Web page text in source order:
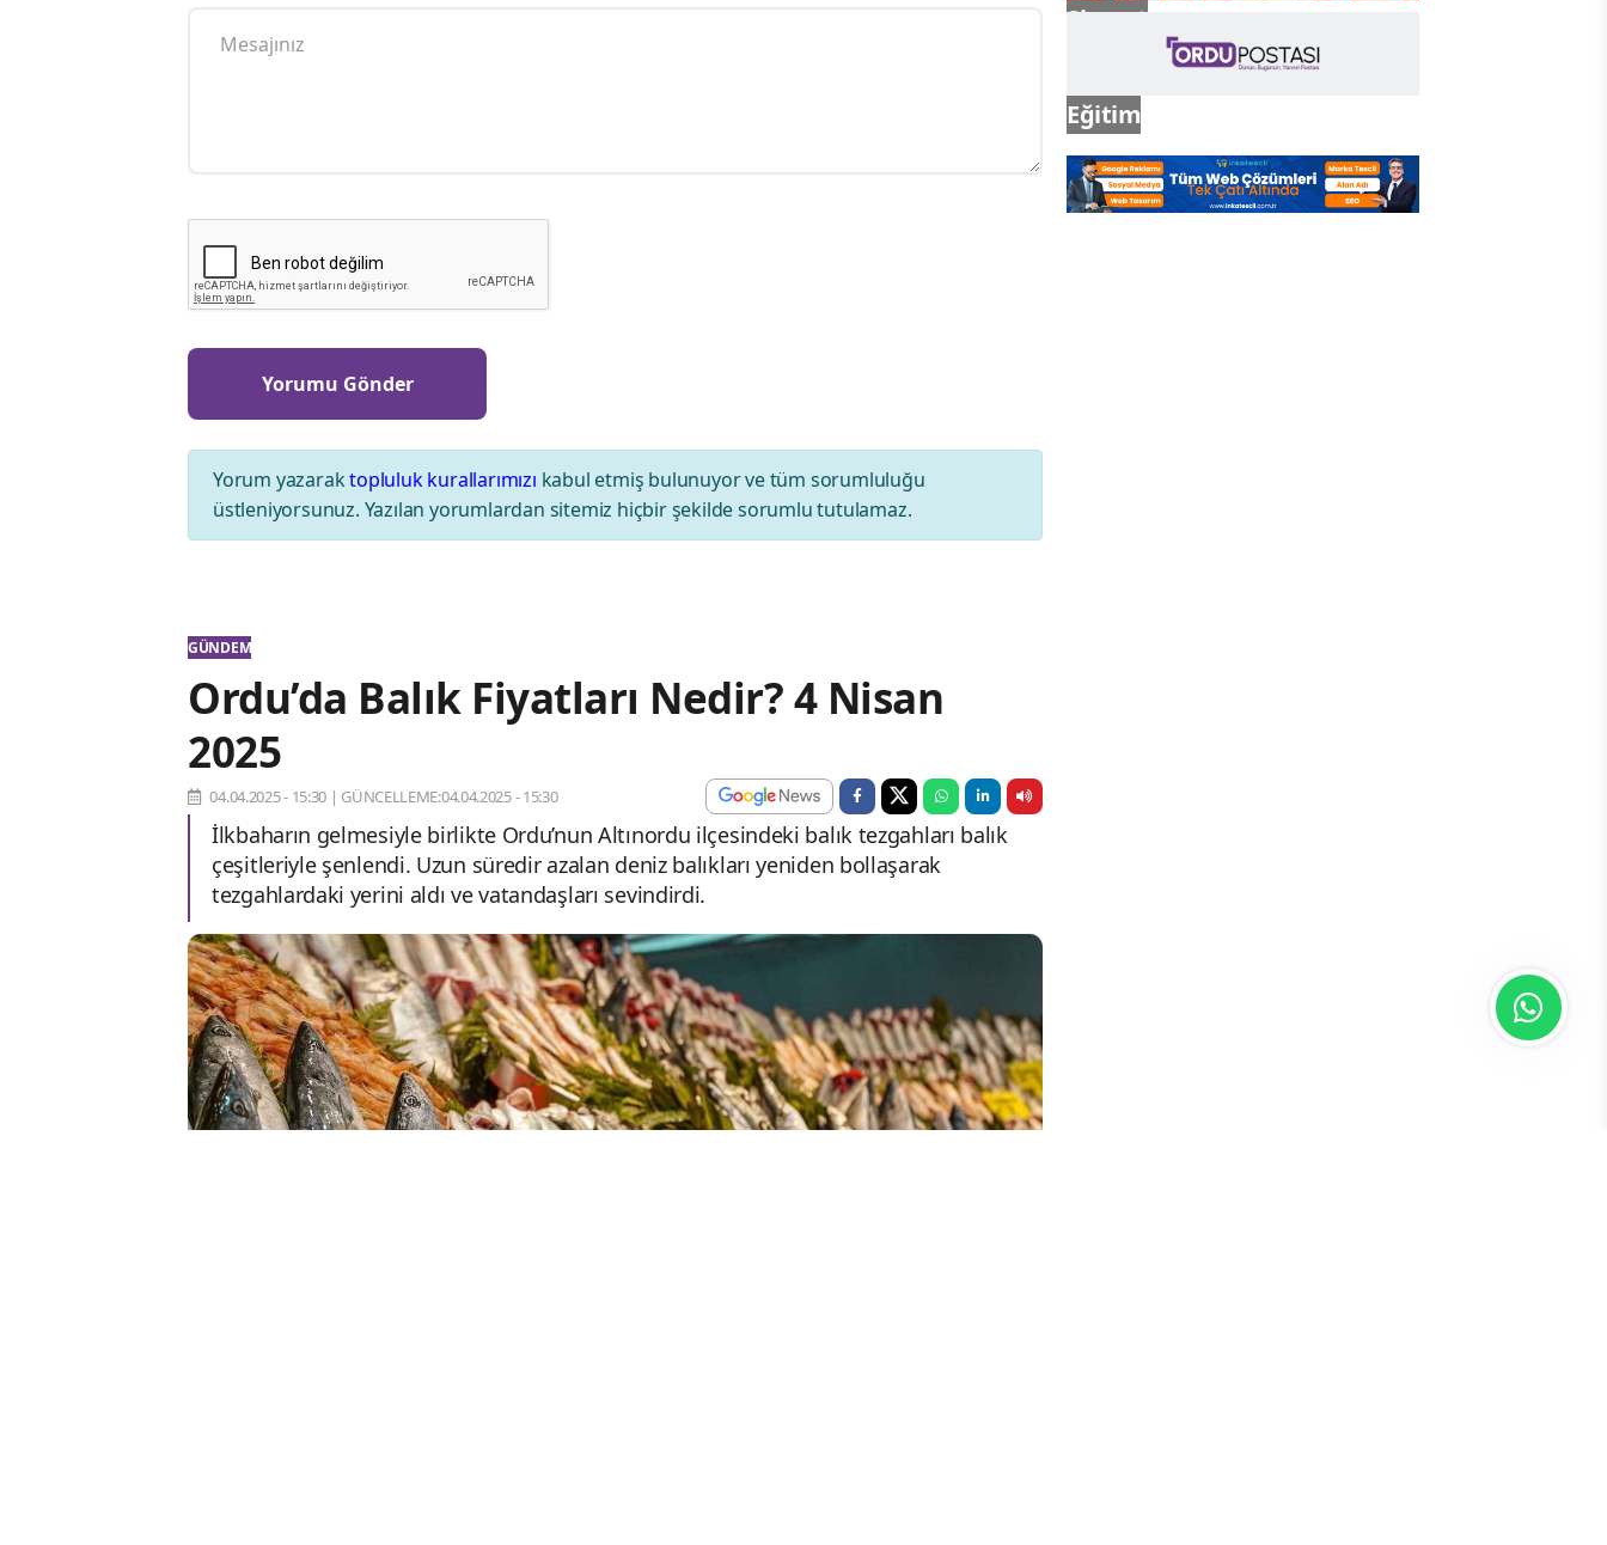
Yorum yazaraktopluluk kurallarımızı kabul etmiş bulunuyor ve tüm sorumluluğu
üstleniyorsunuz. Yazılan yorumlardan sitemiz hiçbir şekilde sorumlu tutulamaz.
GÜNDEM
Ordu’da Balık Fiyatları Nedir? 4 Nisan
2025
04.04.2025 - 15:30 | GÜNCELLEME:04.04.2025 - 15:30
İlkbaharın gelmesiyle birlikte Ordu’nun Altınordu ilçesindeki balık tezgahları balık
çeşitleriyle şenlendi. Uzun süredir azalan deniz balıkları yeniden bollaşarak
tezgahlardaki yerini aldı ve vatandaşları sevindirdi.
Siyaset
Eğitim